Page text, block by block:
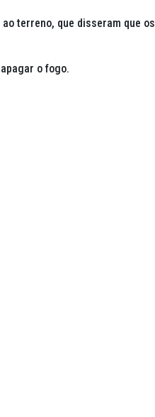
terreno, que disseram que os
o fogo.